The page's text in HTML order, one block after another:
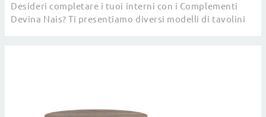
Desideri completare i tuoi interni con i Complementi
Devina Nais? Ti presentiamo diversi modelli di tavolini